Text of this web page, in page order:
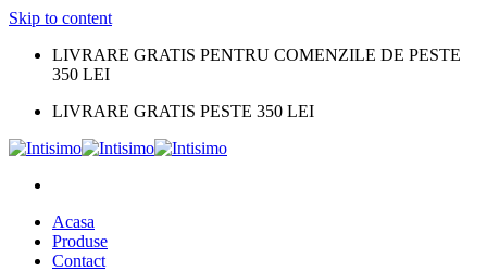
Skip to content
LIVRARE GRATIS PENTRU COMENZILE DE PESTE
350 LEI
LIVRARE GRATIS PESTE 350 LEI
Acasa
Produse
Contact